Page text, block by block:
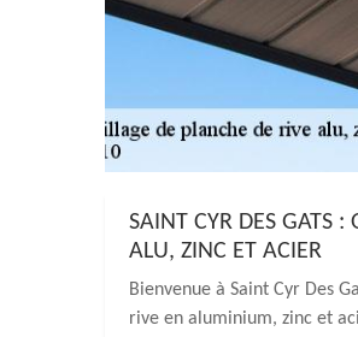
SAINT CYR DES GATS :
ALU, ZINC ET ACIER
Bienvenue à Saint Cyr Des
rive en aluminium, zinc et